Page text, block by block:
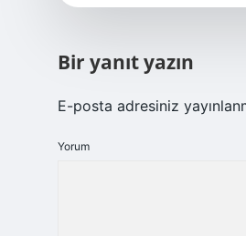
Bir yanıt yazın
E-posta adresiniz
Yorum